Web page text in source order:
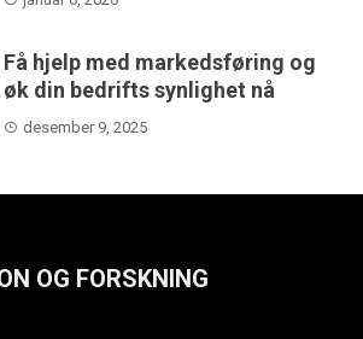
Få hjelp med markedsføring og
øk din bedrifts synlighet nå
desember 9, 2025
OG FORSKNING